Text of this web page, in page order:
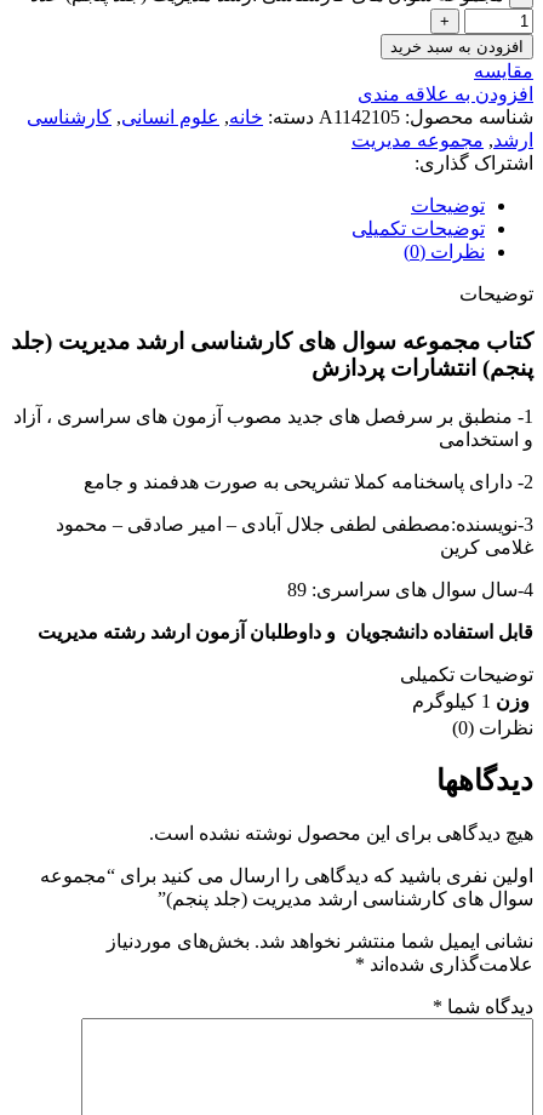
افزودن به سبد خرید
مقايسه
افزودن به علاقه مندی
شناسه محصول: A1142105 دسته: خانه, علوم انسانی, کارشناسی
ارشد, مجموعه مدیریت
اشتراک گذاری:
توضیحات
توضیحات تکمیلی
نظرات (0)
توضیحات
کتاب مجموعه سوال های کارشناسی ارشد مدیریت (جلد
پنجم) انتشارات پردازش
1- منطبق بر سرفصل های جدید مصوب آزمون های سراسری ، آزاد
و استخدامی
2- دارای پاسخنامه کملا تشریحی به صورت هدفمند و جامع
3-نویسنده:مصطفی لطفی جلال آبادی – امیر صادقی – محمود
غلامی کرین
4-سال سوال های سراسری: 89
قابل استفاده دانشجویان و داوطلبان آزمون ارشد رشته مدیریت
توضیحات تکمیلی
وزن 1 کیلوگرم
نظرات (0)
دیدگاهها
هیچ دیدگاهی برای این محصول نوشته نشده است.
اولین نفری باشید که دیدگاهی را ارسال می کنید برای “مجموعه
سوال های کارشناسی ارشد مدیریت (جلد پنجم)”
نشانی ایمیل شما منتشر نخواهد شد. بخش‌های موردنیاز
علامت‌گذاری شده‌اند *
دیدگاه شما *